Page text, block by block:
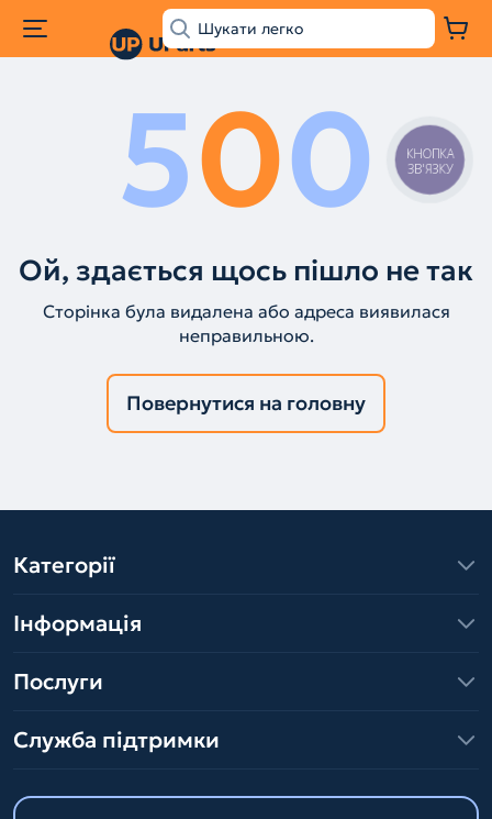
500
Ой, здається щось пішло не так
Сторінка була видалена або адреса виявилася
неправильною.
Повернутися на головну
Категорії
Інформація
Послуги
Служба підтримки
КНОПКА
ЗВ'ЯЗКУ